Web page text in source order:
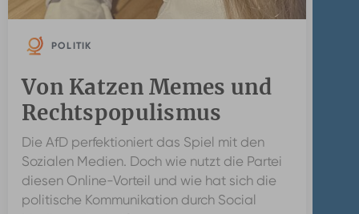
POLITIK
Von Katzen Memes und
Rechtspopulismus
Die AfD perfektioniert das Spiel mit den
Sozialen Medien. Doch wie nutzt die Partei
diesen Online-Vorteil und wie hat sich die
politische Kommunikation durch Social